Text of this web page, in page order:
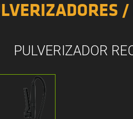
PULVERIZADOR